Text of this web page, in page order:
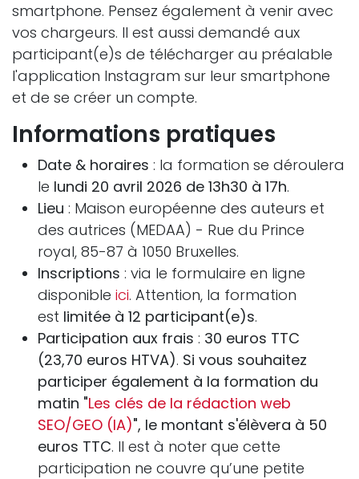
smartphone. Pensez également à venir avec
vos chargeurs. Il est aussi demandé aux
participant(e)s de télécharger au préalable
l'application Instagram sur leur smartphone
et de se créer un compte.
Informations pratiques
Date & horaires : la formation se déroulera
le lundi 20 avril 2026 de 13h30 à 17h.
Lieu : Maison européenne des auteurs et
des autrices (MEDAA) - Rue du Prince
royal, 85-87 à 1050 Bruxelles.
Inscriptions : via le formulaire en ligne
disponible ici. Attention, la formation
est limitée à 12 participant(e)s.
Participation aux frais : 30 euros TTC
(23,70 euros HTVA). Si vous souhaitez
participer également à la formation du
matin "Les clés de la rédaction web
SEO/GEO (IA)", le montant s'élèvera à 50
euros TTC. Il est à noter que cette
participation ne couvre qu’une petite